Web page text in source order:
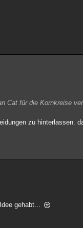
Cat für die Kornkreise
zu hinterlassen.
gehabt...